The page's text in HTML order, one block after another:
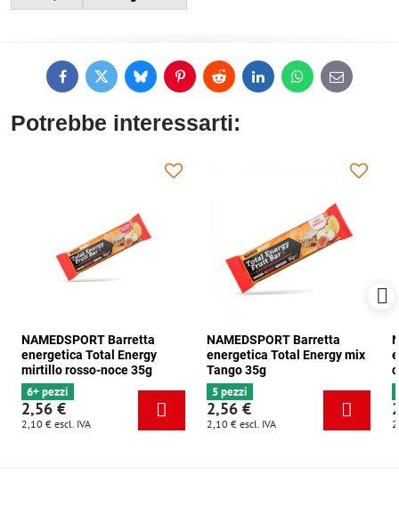
FacebookTwitterBlueskyPinterestReddit LinkedInWhatsApp
E-
mail
Potrebbe interessarti:
NAMEDSPORT Barretta
energetica Total Energy
mirtillo rosso-noce 35g
6+ pezzi
2,56 €
2,10 € escl. IVA
NAMEDSPORT Barretta
energetica Total Energy mix
Tango 35g
5 pezzi
2,56 €
2,10 € escl. IVA